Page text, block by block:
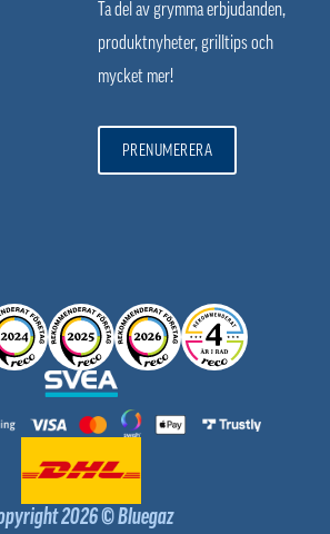
Ta del av grymma erbjudanden,
produktnyheter, grilltips och
mycket mer!
PRENUMERERA
2026 © Bluegaz